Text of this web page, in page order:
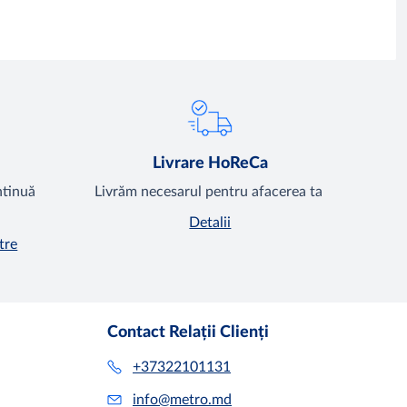
Livrare HoReCa
Livrăm necesarul pentru afacerea ta
Detalii
Contact Relații Clienți
+37322101131
info@metro.md